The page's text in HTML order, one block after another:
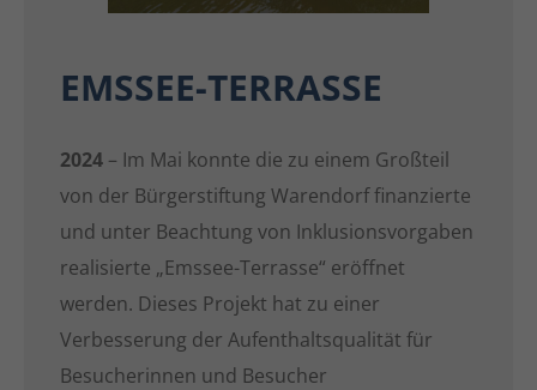
EMSSEE-TERRASSE
2024 – Im Mai konnte die zu einem Großteil
von der Bürgerstiftung Warendorf finanzierte
und unter Beachtung von Inklusionsvorgaben
realisierte „Emssee-Terrasse“ eröffnet
werden. Dieses Projekt hat zu einer
Verbesserung der Aufenthaltsqualität für
Besucherinnen und Besucher